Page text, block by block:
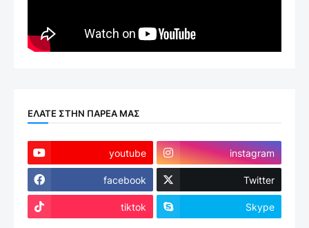
ΕΛΑΤΕ ΣΤΗΝ ΠΑΡΕΑ ΜΑΣ
youtube instagram
facebook Twitter
tiktok Skype